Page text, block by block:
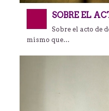
SOBRE EL
Sobre el acto de
mismo que…